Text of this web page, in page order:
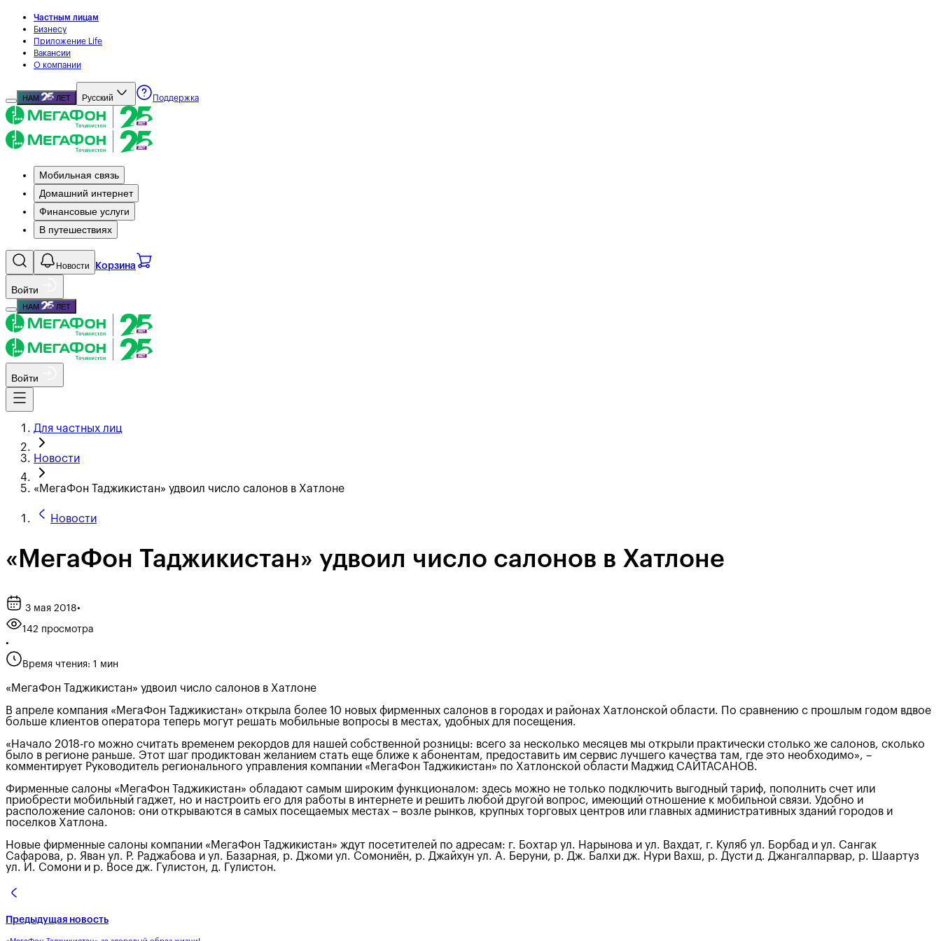
Частным лицам
Бизнесу
Приложение Life
Вакансии
О компании
НАМ ЛЕТ Русский Поддержка
Мобильная связь
Домашний интернет
Финансовые услуги
В путешествиях
Новости Корзина
Войти
НАМ ЛЕТ
Войти
Для частных лиц
Новости
«МегаФон Таджикистан» удвоил число салонов в Хатлоне
Новости
«МегаФон Таджикистан» удвоил число салонов в Хатлоне
3 мая 2018•
142 просмотра
•
Время чтения: 1 мин
«МегаФон Таджикистан» удвоил число салонов в Хатлоне
В апреле компания «МегаФон Таджикистан» открыла более 10 новых фирменных салонов в городах и районах Хатлонской области. По сравнению с прошлым годом вдвое
больше клиентов оператора теперь могут решать мобильные вопросы в местах, удобных для посещения.
«Начало 2018-го можно считать временем рекордов для нашей собственной розницы: всего за несколько месяцев мы открыли практически столько же салонов, сколько
было в регионе раньше. Этот шаг продиктован желанием стать еще ближе к абонентам, предоставить им сервис лучшего качества там, где это необходимо», –
комментирует Руководитель регионального управления компании «МегаФон Таджикистан» по Хатлонской области Маджид САЙТАСАНОВ.
Фирменные салоны «МегаФон Таджикистан» обладают самым широким функционалом: здесь можно не только подключить выгодный тариф, пополнить счет или
приобрести мобильный гаджет, но и настроить его для работы в интернете и решить любой другой вопрос, имеющий отношение к мобильной связи. Удобно и
расположение салонов: они открываются в самых посещаемых местах – возле рынков, крупных торговых центров или главных административных зданий городов и
поселков Хатлона.
Новые фирменные салоны компании «МегаФон Таджикистан» ждут посетителей по адресам: г. Бохтар ул. Нарынова и ул. Вахдат, г. Куляб ул. Борбад и ул. Сангак
Сафарова, р. Яван ул. Р. Раджабова и ул. Базарная, р. Джоми ул. Сомониён, р. Джайхун ул. А. Беруни, р. Дж. Балхи дж. Нури Вахш, р. Дусти д. Джангалпарвар, р. Шаартуз
ул. И. Сомони и р. Восе дж. Гулистон, д. Гулистон.
Предыдущая новость